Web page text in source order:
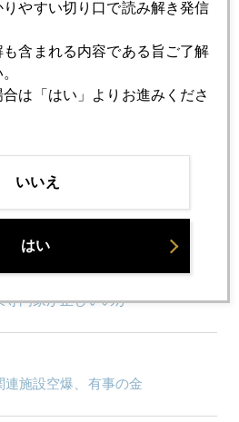
Ｂ議長候補、先走るＮＹ市場
国経済狙い撃ちのオイルショック
門家が正しいのか
施設空爆、有事の金
やすい切り口で読み解き発信
含まれる内容である旨ご了解
は「はい」よりお進みくださ
いいえ
はい